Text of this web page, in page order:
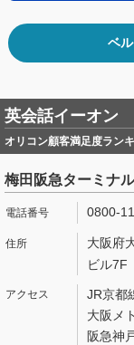
ベ
英会話イーオン
オリコン顧客満足度ラン
梅田阪急ターミナ
0800-
大阪府
ビル7F
JR京都
大阪メ
阪急神